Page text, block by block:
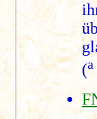
(a